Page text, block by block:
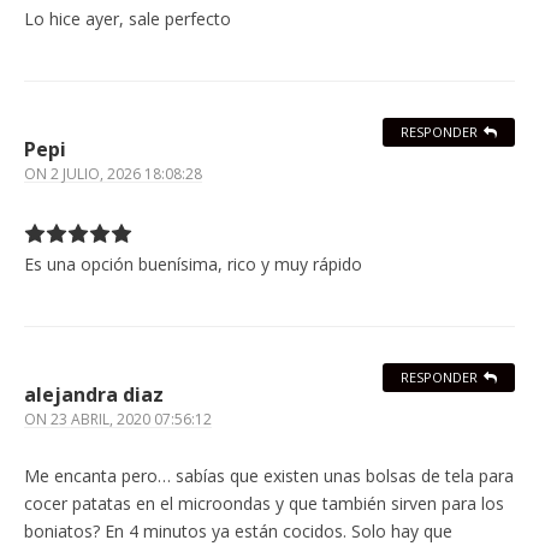
Lo hice ayer, sale perfecto
Pepi
ON 2 JULIO, 2026 18:08:28
Es una opción buenísima, rico y muy rápido
RESPONDER
alejandra diaz
ON 23 ABRIL, 2020 07:56:12
Me encanta pero… sabías que existen unas bolsas de tela para
cocer patatas en el microondas y que también sirven para los
boniatos? En 4 minutos ya están cocidos. Solo hay que
RESPONDER